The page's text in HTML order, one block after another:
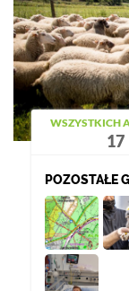
WSZYSTKICH
17
POZOSTAŁE